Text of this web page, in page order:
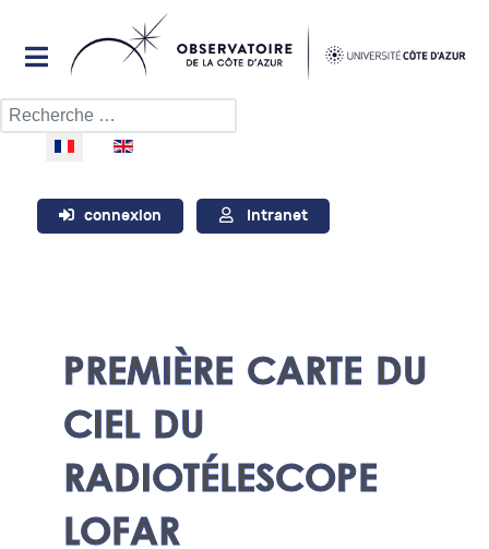
Rechercher
Sélectionnez votre langue
connexion Intranet
PREMIÈRE CARTE DU
CIEL DU
RADIOTÉLESCOPE
LOFAR